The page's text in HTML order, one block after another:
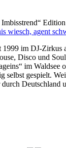
Edition
1999 im DJ-Zirkus
Disco und
im Waldsee
selbst gespielt.
Deutschland